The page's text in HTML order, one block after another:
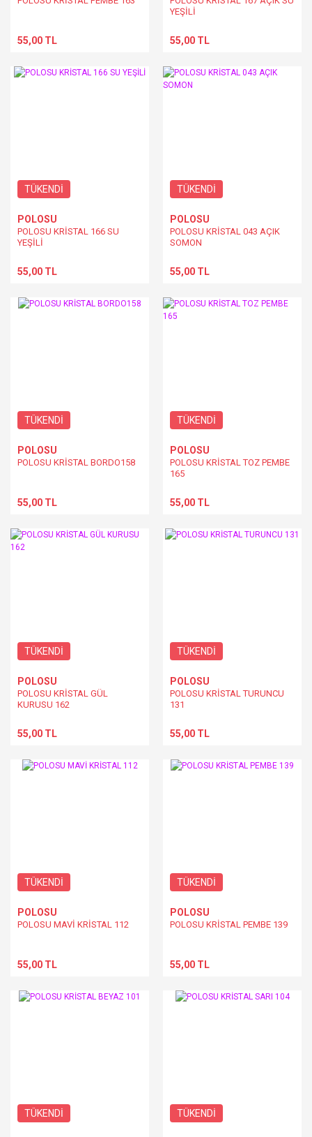
55,00 TL
YEŞİLİ
55,00 TL
TÜKENDİ
POLOSU
POLOSU KRİSTAL 166 SU
YEŞİLİ
55,00 TL
TÜKENDİ
POLOSU
POLOSU KRİSTAL 043 AÇIK
SOMON
55,00 TL
TÜKENDİ
POLOSU
POLOSU KRİSTAL BORDO158
55,00 TL
TÜKENDİ
POLOSU
POLOSU KRİSTAL TOZ PEMBE
165
55,00 TL
TÜKENDİ
POLOSU
POLOSU KRİSTAL GÜL
KURUSU 162
55,00 TL
TÜKENDİ
POLOSU
POLOSU KRİSTAL TURUNCU
131
55,00 TL
TÜKENDİ
POLOSU
POLOSU MAVİ KRİSTAL 112
55,00 TL
TÜKENDİ
POLOSU
POLOSU KRİSTAL PEMBE 139
55,00 TL
TÜKENDİ TÜKENDİ